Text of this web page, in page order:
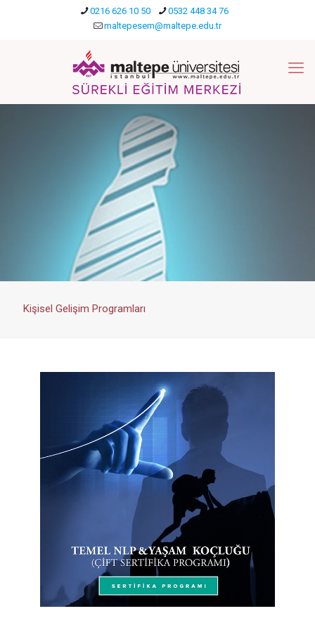
0216 626 10 50
0532 448 34 76
maltepesem@maltepe.edu.tr
Kişisel Gelişim Programları
Temel NLP ve Yaşam Koçluğu Sertifika